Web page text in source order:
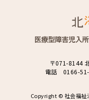
〒071-8144
電話 0166-
Copyright © 社会福祉